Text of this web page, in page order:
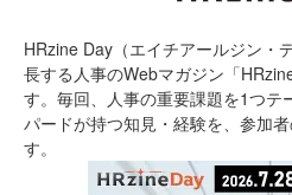
HRzine Day（エイチアールジン・
長する人事のWebマガジン「
す。毎回、人事の重要課題を1つテ
パードが持つ知見・経験を、参加
す。